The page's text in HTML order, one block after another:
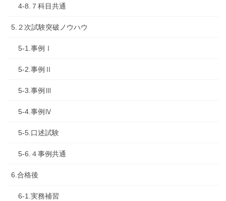
4-8.７科目共通
5.２次試験突破ノウハウ
5-1.事例Ⅰ
5-2.事例Ⅱ
5-3.事例Ⅲ
5-4.事例Ⅳ
5-5.口述試験
5-6.４事例共通
6.合格後
6-1.実務補習